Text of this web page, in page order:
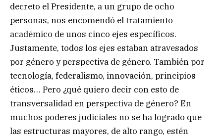
decreto el Presidente, a un grupo de ocho
personas, nos encomendó el tratamiento
académico de unos cinco ejes específicos.
Justamente, todos los ejes estaban atravesados
por género y perspectiva de género. También por
tecnología, federalismo, innovación, principios
éticos… Pero ¿qué quiero decir con esto de
transversalidad en perspectiva de género? En
muchos poderes judiciales no se ha logrado que
las estructuras mayores, de alto rango, estén